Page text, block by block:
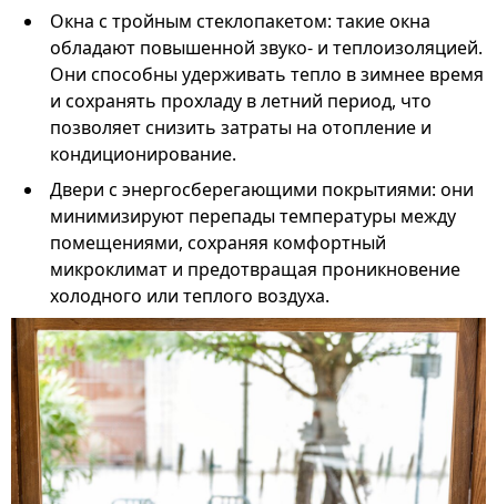
Окна с тройным стеклопакетом: такие окна
обладают повышенной звуко- и теплоизоляцией.
Они способны удерживать тепло в зимнее время
и сохранять прохладу в летний период, что
позволяет снизить затраты на отопление и
кондиционирование.
Двери с энергосберегающими покрытиями: они
минимизируют перепады температуры между
помещениями, сохраняя комфортный
микроклимат и предотвращая проникновение
холодного или теплого воздуха.